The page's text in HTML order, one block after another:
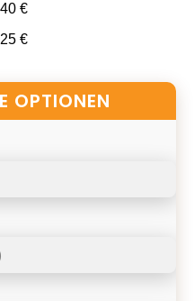
€
€
OPTIONEN